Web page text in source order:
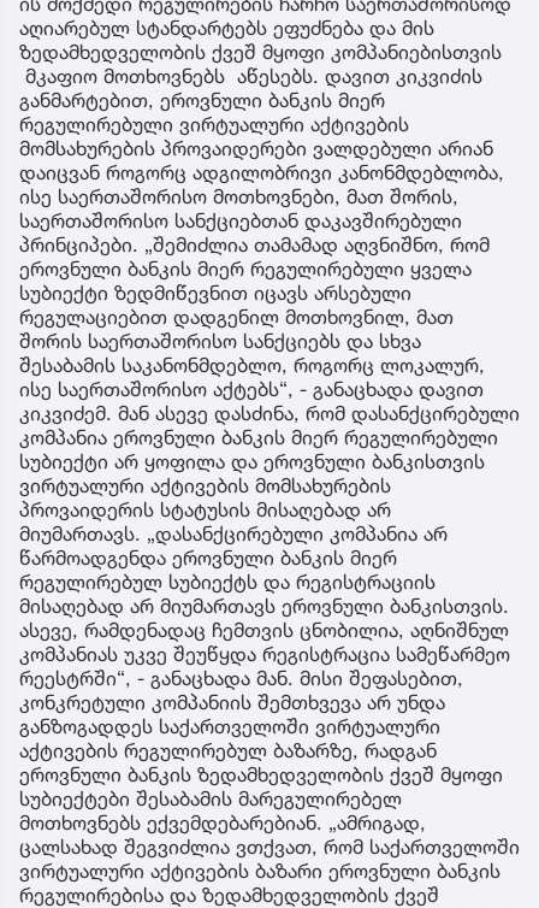
აღიარებულ სტანდარტებს ეფუძნება და მის
ზედამხედველობის ქვეშ მყოფი კომპანიებისთვის
მკაფიო მოთხოვნებს აწესებს. დავით კიკვიძის
განმარტებით, ეროვნული ბანკის მიერ
რეგულირებული ვირტუალური აქტივების
მომსახურების პროვაიდერები ვალდებული არიან
დაიცვან როგორც ადგილობრივი კანონმდებლობა,
ისე საერთაშორისო მოთხოვნები, მათ შორის,
საერთაშორისო სანქციებთან დაკავშირებული
პრინციპები. „შემიძლია თამამად აღვნიშნო, რომ
ეროვნული ბანკის მიერ რეგულირებული ყველა
სუბიექტი ზედმიწევნით იცავს არსებული
რეგულაციებით დადგენილ მოთხოვნილ, მათ
შორის საერთაშორისო სანქციებს და სხვა
შესაბამის საკანონმდებლო, როგორც ლოკალურ,
ისე საერთაშორისო აქტებს“, - განაცხადა დავით
კიკვიძემ. მან ასევე დასძინა, რომ დასანქცირებული
კომპანია ეროვნული ბანკის მიერ რეგულირებული
სუბიექტი არ ყოფილა და ეროვნული ბანკისთვის
ვირტუალური აქტივების მომსახურების
პროვაიდერის სტატუსის მისაღებად არ
მიუმართავს. „დასანქცირებული კომპანია არ
წარმოადგენდა ეროვნული ბანკის მიერ
რეგულირებულ სუბიექტს და რეგისტრაციის
მისაღებად არ მიუმართავს ეროვნული ბანკისთვის.
ასევე, რამდენადაც ჩემთვის ცნობილია, აღნიშნულ
კომპანიას უკვე შეუწყდა რეგისტრაცია სამეწარმეო
რეესტრში“, - განაცხადა მან. მისი შეფასებით,
კონკრეტული კომპანიის შემთხვევა არ უნდა
განზოგადდეს საქართველოში ვირტუალური
აქტივების რეგულირებულ ბაზარზე, რადგან
ეროვნული ბანკის ზედამხედველობის ქვეშ მყოფი
სუბიექტები შესაბამის მარეგულირებელ
მოთხოვნებს ექვემდებარებიან. „ამრიგად,
ცალსახად შეგვიძლია ვთქვათ, რომ საქართველოში
ვირტუალური აქტივების ბაზარი ეროვნული ბანკის
რეგულირებისა და ზედამხედველობის ქვეშ